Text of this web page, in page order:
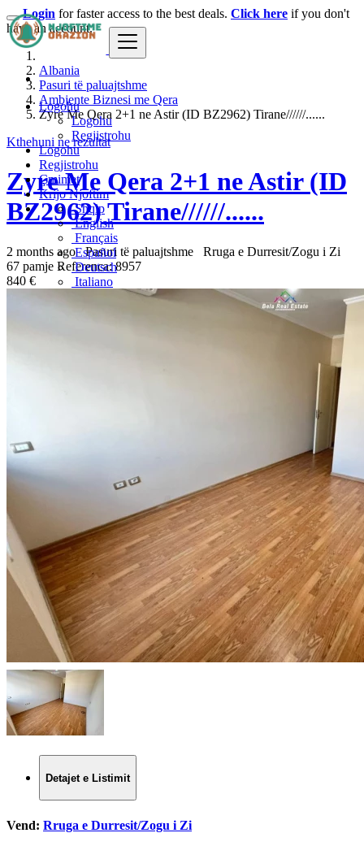
Logohu
Logohu
Regjistrohu
Logohu
Regjistrohu
Çmimet
Krijo Njoftim
Shqip
English
Français
Español
Deutsch
Italiano
Login for faster access to the best deals. Click here if you don't
have an account.
Albania
Pasuri të paluajtshme
Ambjente Biznesi me Qera
Zyre Me Qera 2+1 ne Astir (ID BZ2962) Tirane//////......
Kthehuni ne rezultat
Zyre Me Qera 2+1 ne Astir (ID
BZ2962) Tirane//////......
2 months ago Pasuri të paluajtshme
Rruga e Durresit/Zogu i Zi
67 pamje Referenca: 8957
840 €
Detajet e Listimit
Vend: Rruga e Durresit/Zogu i Zi